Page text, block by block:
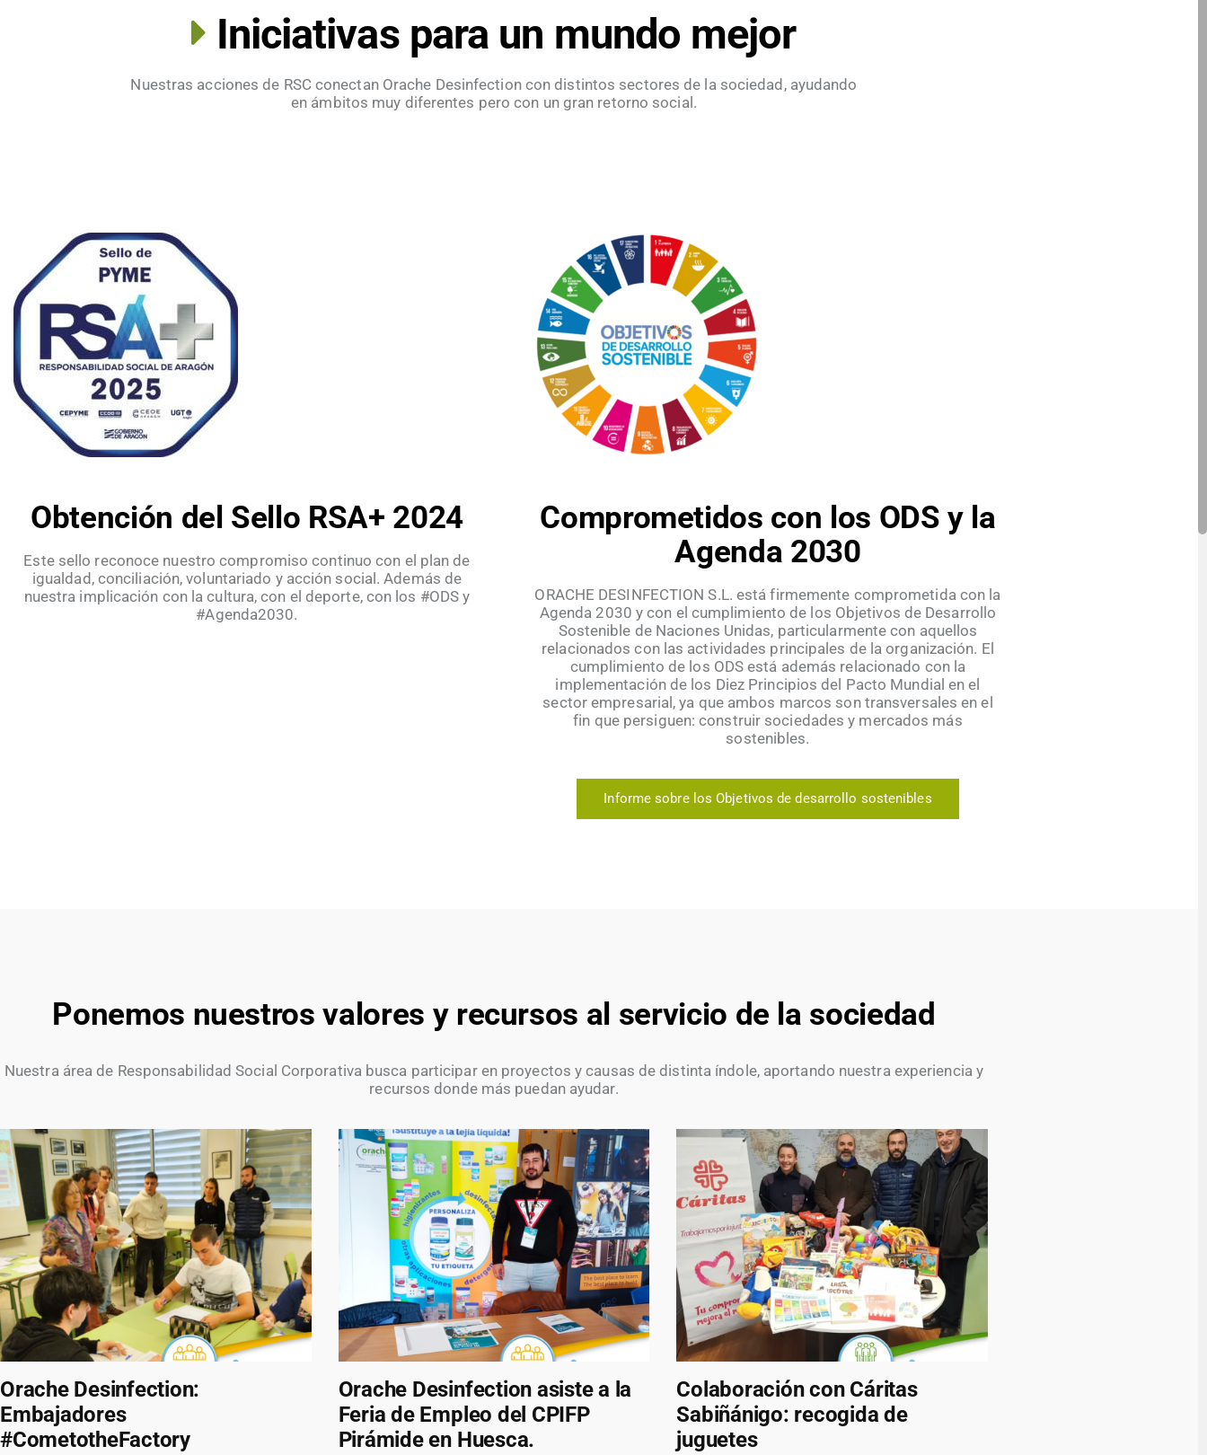
Iniciativas para un mundo mejor
Nuestras acciones de RSC conectan Orache Desinfection con distintos sectores de la sociedad, ayudando
en ámbitos muy diferentes pero con un gran retorno social.
Obtención del Sello RSA+ 2024
Este sello reconoce nuestro compromiso continuo con el plan de
igualdad, conciliación, voluntariado y acción social. Además de
nuestra implicación con la cultura, con el deporte, con los #ODS y
#Agenda2030.
Comprometidos con los ODS y la
Agenda 2030
ORACHE DESINFECTION S.L. está firmemente comprometida con la
Agenda 2030 y con el cumplimiento de los Objetivos de Desarrollo
Sostenible de Naciones Unidas, particularmente con aquellos
relacionados con las actividades principales de la organización. El
cumplimiento de los ODS está además relacionado con la
implementación de los Diez Principios del Pacto Mundial en el
sector empresarial, ya que ambos marcos son transversales en el
fin que persiguen: construir sociedades y mercados más
sostenibles.
Informe sobre los Objetivos de desarrollo sostenibles
Ponemos nuestros valores y recursos al servicio de la sociedad
Nuestra área de Responsabilidad Social Corporativa busca participar en proyectos y causas de distinta índole, aportando nuestra experiencia y
recursos donde más puedan ayudar.
Orache Desinfection:
Embajadores
#CometotheFactory
Orache Desinfection asiste a la
Feria de Empleo del CPIFP
Pirámide en Huesca.
Colaboración con Cáritas
Sabiñánigo: recogida de
juguetes